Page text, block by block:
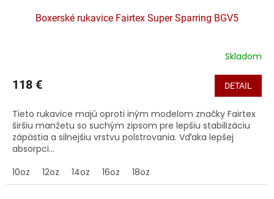
Boxerské rukavice Fairtex Super Sparring BGV5
Skladom
118 € DETAIL
Tieto rukavice majú oproti iným modelom značky Fairtex
širšiu manžetu so suchým zipsom pre lepšiu stabilizáciu
zápästia a silnejšiu vrstvu polstrovania. Vďaka lepšej
absorpci...
10oz
12oz 14oz 16oz 18oz